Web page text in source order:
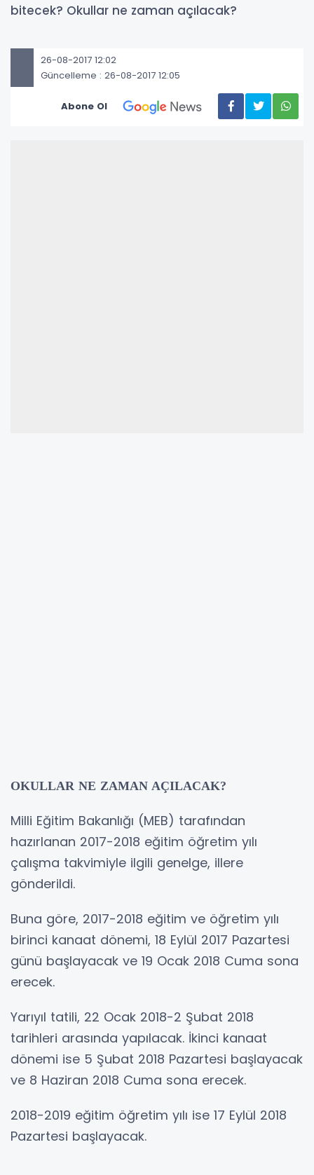
bitecek? Okullar ne zaman açılacak?
26-08-2017 12:02
Güncelleme : 26-08-2017 12:05
Abone Ol
OKULLAR NE ZAMAN AÇILACAK?
Milli Eğitim Bakanlığı (MEB) tarafından
hazırlanan 2017-2018 eğitim öğretim yılı
çalışma takvimiyle ilgili genelge, illere
gönderildi.
Buna göre, 2017-2018 eğitim ve öğretim yılı
birinci kanaat dönemi, 18 Eylül 2017 Pazartesi
günü başlayacak ve 19 Ocak 2018 Cuma sona
erecek.
Yarıyıl tatili, 22 Ocak 2018-2 Şubat 2018
tarihleri arasında yapılacak. İkinci kanaat
dönemi ise 5 Şubat 2018 Pazartesi başlayacak
ve 8 Haziran 2018 Cuma sona erecek.
2018-2019 eğitim öğretim yılı ise 17 Eylül 2018
Pazartesi başlayacak.